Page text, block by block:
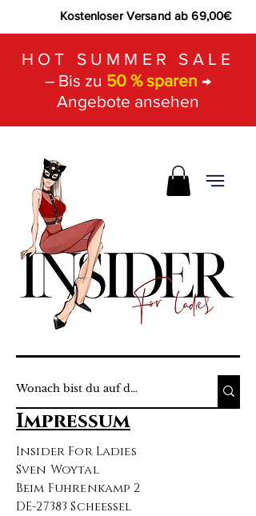
Kostenloser Versand ab 69,00€
HOT SUMMER SALE
– Bis zu 50 % sparen →
Angebote ansehen
Impressum
Insider For Ladies
Sven Woytal
Beim Fuhrenkamp 2
DE-27383 Scheeßel